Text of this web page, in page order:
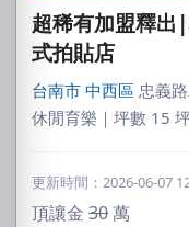
超稀有加盟釋
式拍貼店
台南市 中西區 忠義
休閒育樂｜坪數 15
更新時間：2026-06-07
頂讓金 30萬